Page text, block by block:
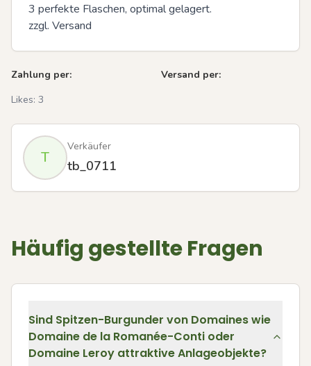
3 perfekte Flaschen, optimal gelagert.
zzgl. Versand
Zahlung per:
Versand per:
Likes: 3
T
Verkäufer
tb_0711
Häufig gestellte Fragen
Sind Spitzen-Burgunder von Domaines wie
Domaine de la Romanée-Conti oder
Domaine Leroy attraktive Anlageobjekte?